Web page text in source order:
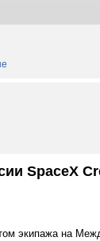
SpaceX
экипажа на